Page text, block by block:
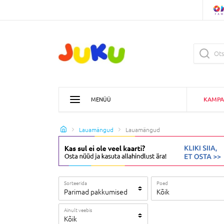
MENÜÜ
Lauamängud Lauamängud
Sorteerida
Parimad pakkumised
Poed
Kõik
Ainult veebis
Kõik